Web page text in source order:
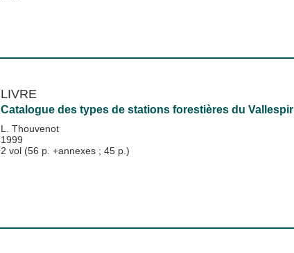
LIVRE
Catalogue des types de stations forestières du Vallespir
L. Thouvenot
1999
2 vol (56 p. +annexes ; 45 p.)